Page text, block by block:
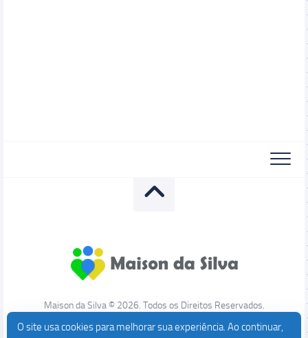
Maison da Silva © 2026. Todos os Direitos Reservados.
O site usa cookies para melhorar sua experiência. Ao continuar,